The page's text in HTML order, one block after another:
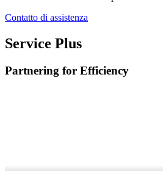
Contatto di assistenza
Service Plus
Partnering for Efficiency